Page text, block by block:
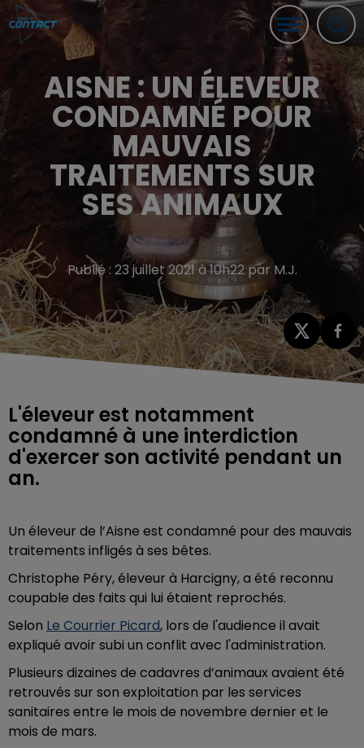
AISNE : UN ÉLEVEUR
CONDAMNÉ POUR
MAUVAIS
TRAITEMENTS SUR
SES ANIMAUX
Publié : 23 juillet 2021 à 10h22 par M.J.
L'éleveur est notamment
condamné à une interdiction
d'exercer son activité pendant un
an.
Un éleveur de l’Aisne est condamné pour des mauvais
traitements infligés à ses bêtes.
Christophe Péry, éleveur à Harcigny, a été reconnu
coupable des faits qui lui étaient reprochés.
Selon Le Courrier Picard, lors de l'audience il avait
expliqué avoir subi un conflit avec l'administration.
Plusieurs dizaines de cadavres d’animaux avaient été
retrouvés sur son exploitation par les services
sanitaires entre le mois de novembre dernier et le
mois de mars.